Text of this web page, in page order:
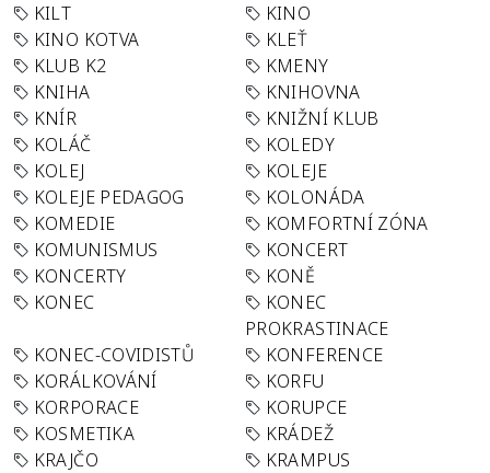
KILT
KINO
KINO KOTVA
KLEŤ
KLUB K2
KMENY
KNIHA
KNIHOVNA
KNÍR
KNIŽNÍ KLUB
KOLÁČ
KOLEDY
KOLEJ
KOLEJE
KOLEJE PEDAGOG
KOLONÁDA
KOMEDIE
KOMFORTNÍ ZÓNA
KOMUNISMUS
KONCERT
KONCERTY
KONĚ
KONEC
KONEC
PROKRASTINACE
KONEC-COVIDISTŮ
KONFERENCE
KORÁLKOVÁNÍ
KORFU
KORPORACE
KORUPCE
KOSMETIKA
KRÁDEŽ
KRAJČO
KRAMPUS